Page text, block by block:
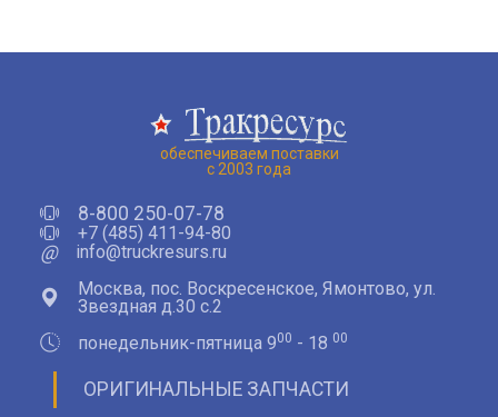
обеспечиваем поставки
с 2003 года
8-800 250-07-78
+7 (485) 411-94-80
@
info@truckresurs.ru
Москва, пос. Воскресенское, Ямонтово, ул.
Звездная д.30 с.2
понедельник-пятница 900 - 18 00
ОРИГИНАЛЬНЫЕ ЗАПЧАСТИ